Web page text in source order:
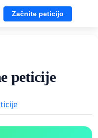
Začnite peticijo
peticije